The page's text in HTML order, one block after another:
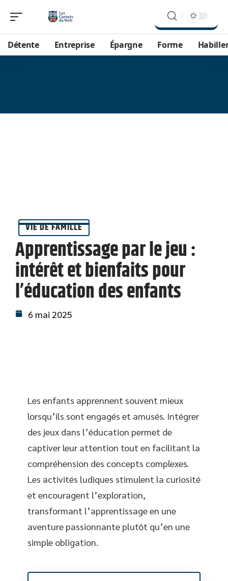
Détente Entreprise Épargne Forme
VIE DE FAMILLE
Apprentissage par le jeu :
intérêt et bienfaits pour
l’éducation des enfants
6 mai 2025
Les enfants apprennent souvent mieux
lorsqu’ils sont engagés et amusés. Intégrer
des jeux dans l’éducation permet de
captiver leur attention tout en facilitant la
compréhension des concepts complexes.
Les activités ludiques stimulent la curiosité
et encouragent l’exploration,
transformant l’apprentissage en une
aventure passionnante plutôt qu’en une
simple obligation.